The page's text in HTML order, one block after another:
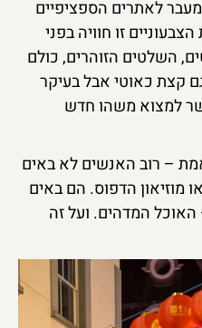
לאתרים הספציפיים
זו חוויה בפני
השלטים הזוהרים, כולם
קצת כאוטי אבל בעיקר
למצוא משהו חדש
– רוב האנשים לא באים
מוזיאון הדפוס. הם באים
המדהים. ועל זה